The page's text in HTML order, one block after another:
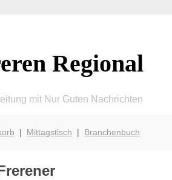
Regional
mit Nur Guten Nachrichten
| Mittagstisch | Branchenbuch